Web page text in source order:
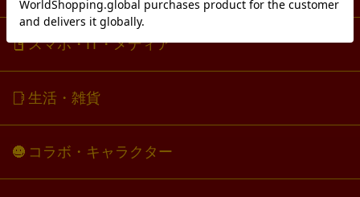
スマホ・IT・メディア
生活・雑貨
コラボ・キャラクター